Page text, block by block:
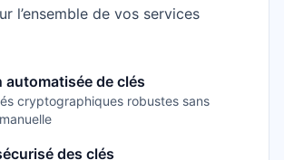
l’ensemble de vos services
automatisée de clés
cryptographiques robustes sans
des clés